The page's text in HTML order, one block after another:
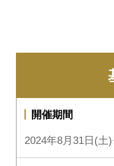
開催期間
2024年8月31日(